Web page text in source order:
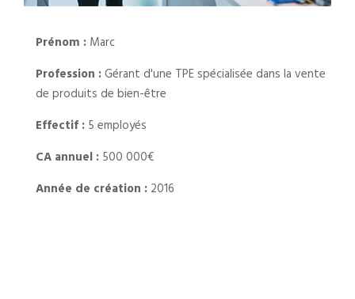
Prénom :Marc
Profession :Gérant d'une TPE spécialisée dans la vente
de produits de bien-être
Effectif :5 employés
CA annuel :500 000€
Année de création :2016